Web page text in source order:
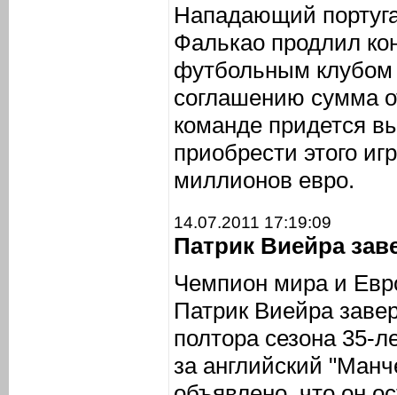
Нападающий
Фалькао продлил
футбольным клубом
соглашению сумма
команде придется
приобрести этого
миллионов евро.
14.07.2011 17:19:09
Патрик Виейра
Чемпион мира и
Патрик Виейра
полтора сезона 35-
за английский